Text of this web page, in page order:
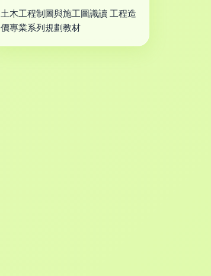
土木工程制圖與施工圖識讀 工程造
價專業系列規劃教材